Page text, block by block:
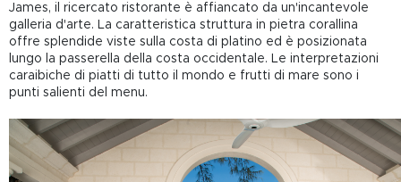
James, il ricercato ristorante è affiancato da un'incantevole
galleria d'arte. La caratteristica struttura in pietra corallina
offre splendide viste sulla costa di platino ed è posizionata
lungo la passerella della costa occidentale. Le interpretazioni
caraibiche di piatti di tutto il mondo e frutti di mare sono i
punti salienti del menu.